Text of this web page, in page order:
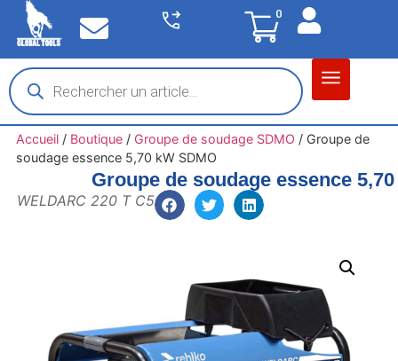
0
Accueil/ Boutique/ Groupe de soudage SDMO / Groupe de
soudage essence 5,70 kW SDMO
Groupe de soudage essence
WELDARC 220 T C5